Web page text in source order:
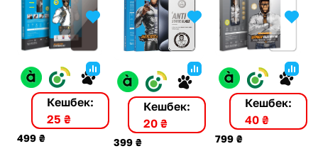
Кешбек:
25 ₴
499 ₴
Кешбек:
20 ₴
399 ₴
Кешбек:
40 ₴
799 ₴